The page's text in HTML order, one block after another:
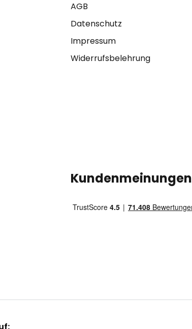
AGB
Datenschutz
Impressum
Widerrufsbelehrung
Kundenmeinungen